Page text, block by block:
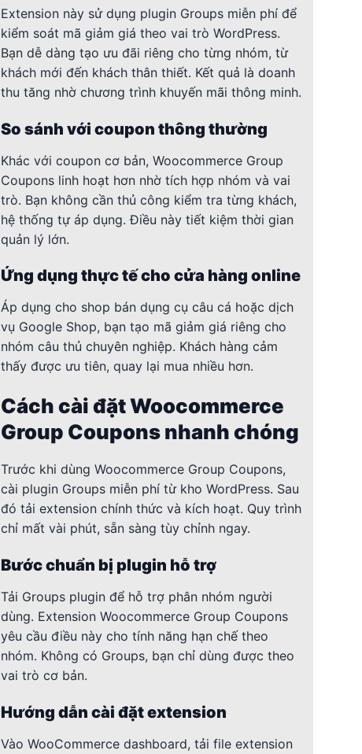
Extension này sử dụng plugin Groups miễn phí để
kiểm soát mã giảm giá theo vai trò WordPress.
Bạn dễ dàng tạo ưu đãi riêng cho từng nhóm, từ
khách mới đến khách thân thiết. Kết quả là doanh
thu tăng nhờ chương trình khuyến mãi thông minh.
So sánh với coupon thông thường
Khác với coupon cơ bản, Woocommerce Group
Coupons linh hoạt hơn nhờ tích hợp nhóm và vai
trò. Bạn không cần thủ công kiểm tra từng khách,
hệ thống tự áp dụng. Điều này tiết kiệm thời gian
quản lý lớn.
Ứng dụng thực tế cho cửa hàng online
Áp dụng cho shop bán dụng cụ câu cá hoặc dịch
vụ Google Shop, bạn tạo mã giảm giá riêng cho
nhóm câu thủ chuyên nghiệp. Khách hàng cảm
thấy được ưu tiên, quay lại mua nhiều hơn.
Cách cài đặt Woocommerce
Group Coupons nhanh chóng
Trước khi dùng Woocommerce Group Coupons,
cài plugin Groups miễn phí từ kho WordPress. Sau
đó tải extension chính thức và kích hoạt. Quy trình
chỉ mất vài phút, sẵn sàng tùy chỉnh ngay.
Bước chuẩn bị plugin hỗ trợ
Tải Groups plugin để hỗ trợ phân nhóm người
dùng. Extension Woocommerce Group Coupons
yêu cầu điều này cho tính năng hạn chế theo
nhóm. Không có Groups, bạn chỉ dùng được theo
vai trò cơ bản.
Hướng dẫn cài đặt extension
Vào WooCommerce dashboard, tải file extension